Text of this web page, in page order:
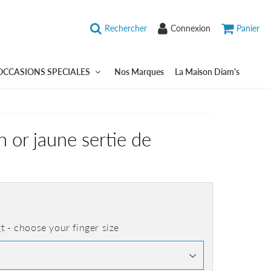
Rechercher Connexion Panier
SPECIALES Nos Marques La Maison Diam's
or jaune sertie de
- choose your finger size